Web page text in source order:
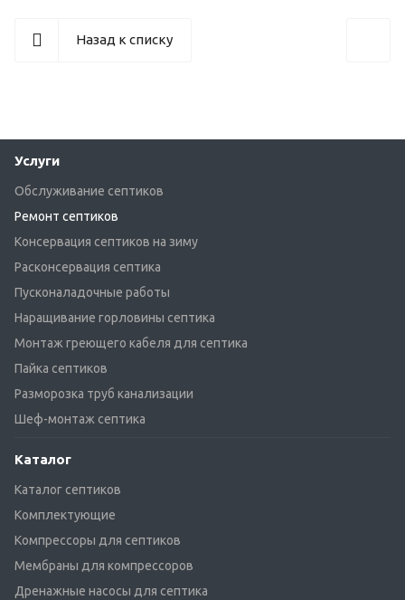
Назад к списку
Услуги
Обслуживание септиков
Ремонт септиков
Консервация септиков на зиму
Расконсервация септика
Пусконаладочные работы
Наращивание горловины септика
Монтаж греющего кабеля для септика
Пайка септиков
Разморозка труб канализации
Шеф-монтаж септика
Каталог
Каталог септиков
Комплектующие
Компрессоры для септиков
Мембраны для компрессоров
Дренажные насосы для септика